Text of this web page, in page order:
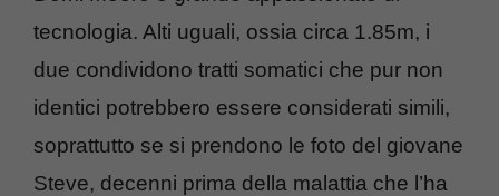
tecnologia. Alti uguali, ossia circa 1.85m, i
due condividono tratti somatici che pur non
identici potrebbero essere considerati simili,
soprattutto se si prendono le foto del giovane
Steve, decenni prima della malattia che l’ha